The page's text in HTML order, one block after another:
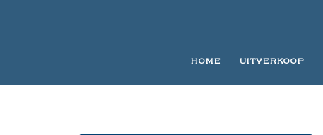
HOME UITVERKOOP